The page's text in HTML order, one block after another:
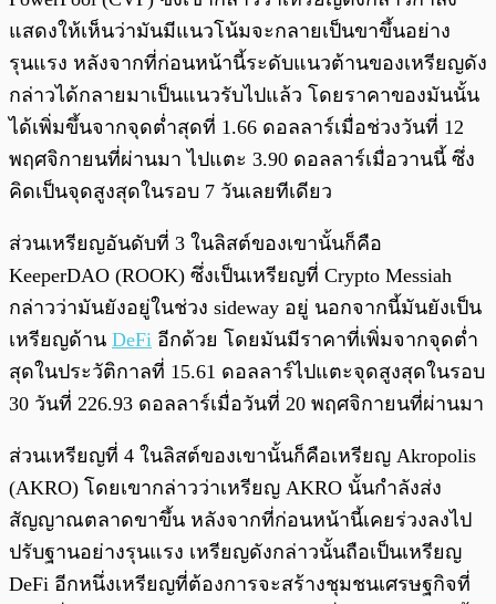
แสดงให้เห็นว่ามันมีแนวโน้มจะกลายเป็นขาขึ้นอย่าง
รุนแรง หลังจากที่ก่อนหน้านี้ระดับแนวต้านของเหรียญดัง
กล่าวได้กลายมาเป็นแนวรับไปแล้ว โดยราคาของมันนั้น
ได้เพิ่มขึ้นจากจุดต่ำสุดที่ 1.66 ดอลลาร์เมื่อช่วงวันที่ 12
พฤศจิกายนที่ผ่านมา ไปแตะ 3.90 ดอลลาร์เมื่อวานนี้ ซึ่ง
คิดเป็นจุดสูงสุดในรอบ 7 วันเลยทีเดียว
ส่วนเหรียญอันดับที่ 3 ในลิสต์ของเขานั้นก็คือ
KeeperDAO (ROOK) ซึ่งเป็นเหรียญที่ Crypto Messiah
กล่าวว่ามันยังอยู่ในช่วง sideway อยู่ นอกจากนี้มันยังเป็น
เหรียญด้าน DeFi อีกด้วย โดยมันมีราคาที่เพิ่มจากจุดต่ำ
สุดในประวัติกาลที่ 15.61 ดอลลาร์ไปแตะจุดสูงสุดในรอบ
30 วันที่ 226.93 ดอลลาร์เมื่อวันที่ 20 พฤศจิกายนที่ผ่านมา
ส่วนเหรียญที่ 4 ในลิสต์ของเขานั้นก็คือเหรียญ Akropolis
(AKRO) โดยเขากล่าวว่าเหรียญ AKRO นั้นกำลังส่ง
สัญญาณตลาดขาขึ้น หลังจากที่ก่อนหน้านี้เคยร่วงลงไป
ปรับฐานอย่างรุนแรง เหรียญดังกล่าวนั้นถือเป็นเหรียญ
DeFi อีกหนึ่งเหรียญที่ต้องการจะสร้างชุมชนเศรษฐกิจที่